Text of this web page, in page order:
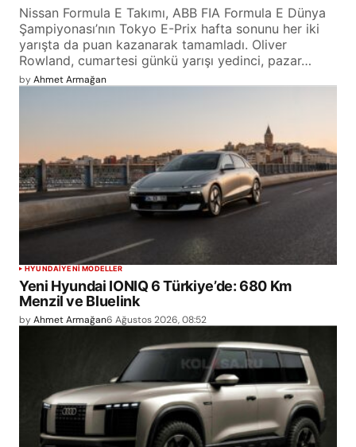
Nissan Formula E Takımı, ABB FIA Formula E Dünya
Şampiyonası’nın Tokyo E-Prix hafta sonunu her iki
yarışta da puan kazanarak tamamladı. Oliver
Rowland, cumartesi günkü yarışı yedinci, pazar…
byAhmet Armağan
HYUNDAIYENİ MODELLER
Yeni Hyundai IONIQ 6 Türkiye’de: 680 Km
Menzil ve Bluelink
byAhmet Armağan6 Ağustos 2026, 08:52